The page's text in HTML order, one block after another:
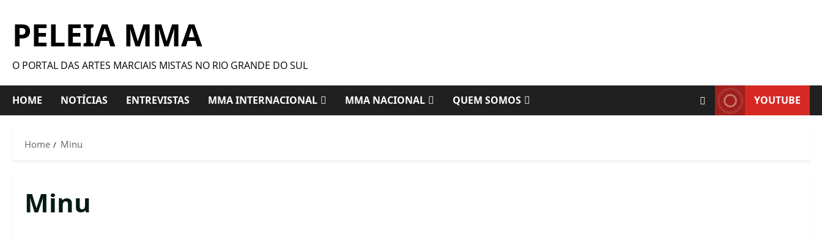
PELEIA MMA
O PORTAL DAS ARTES MARCIAIS MISTAS NO RIO GRANDE DO SUL
HOME NOTÍCIAS ENTREVISTAS MMA INTERNACIONAL MMA NACIONAL QUEM SOMOS YOUTUBE
Home Minu
Minu